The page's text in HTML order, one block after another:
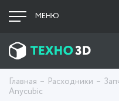
МЕНЮ
Главная Расходники
Anycubic